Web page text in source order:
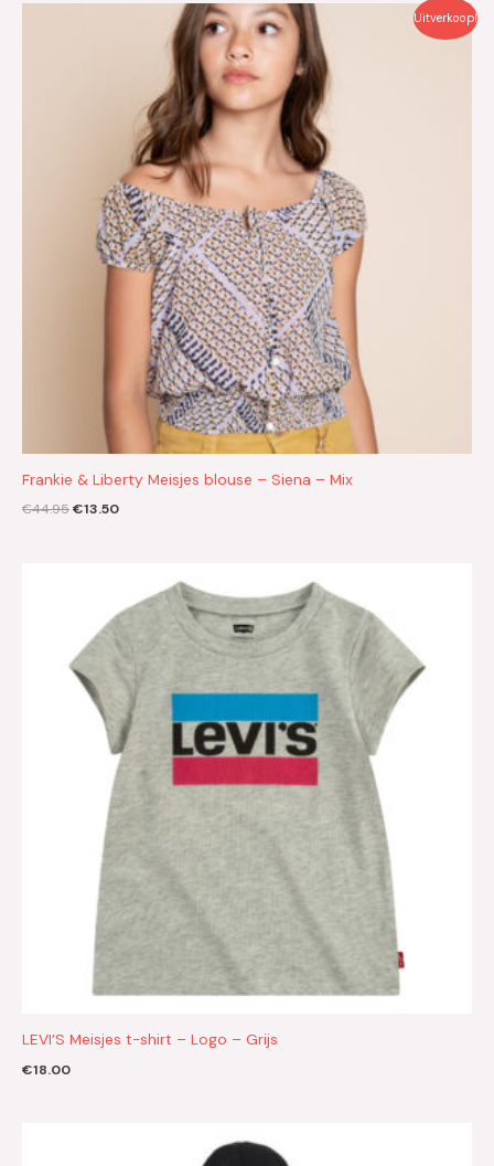
Uitverkoop!
Frankie & Liberty Meisjes blouse – Siena – Mix
€44.95
Oorspronkelijke
€13.50
LEVI’S Meisjes t-shirt – Logo – Grijs
€18.00